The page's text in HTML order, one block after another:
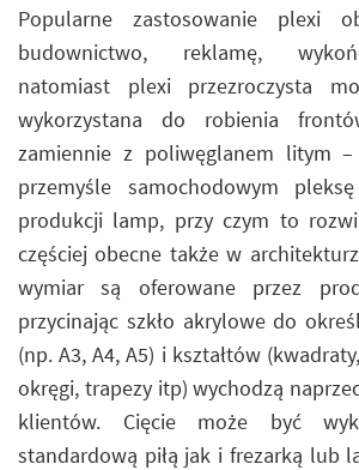
Popularne zastosowanie plexi
budownictwo, reklamę,
natomiast plexi przezroczysta
wykorzystana do robienia
zamiennie z poliwęglanem litym
przemyśle samochodowym
produkcji lamp, przy czym to
częściej obecne także w
wymiar są oferowane przez
przycinając szkło akrylowe do
(np. A3, A4, A5) i kształtów
okręgi, trapezy itp) wychodzą
klientów. Cięcie może być
standardową piłą jak i frezarką lub